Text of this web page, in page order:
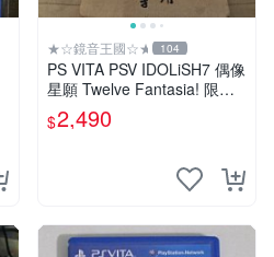
★☆鏡音王國☆★ 104
PS VITA PSV IDOLiSH7 偶像
星願 Twelve Fantasia! 限定
版 純日版 日文版 特裝版
$2,490